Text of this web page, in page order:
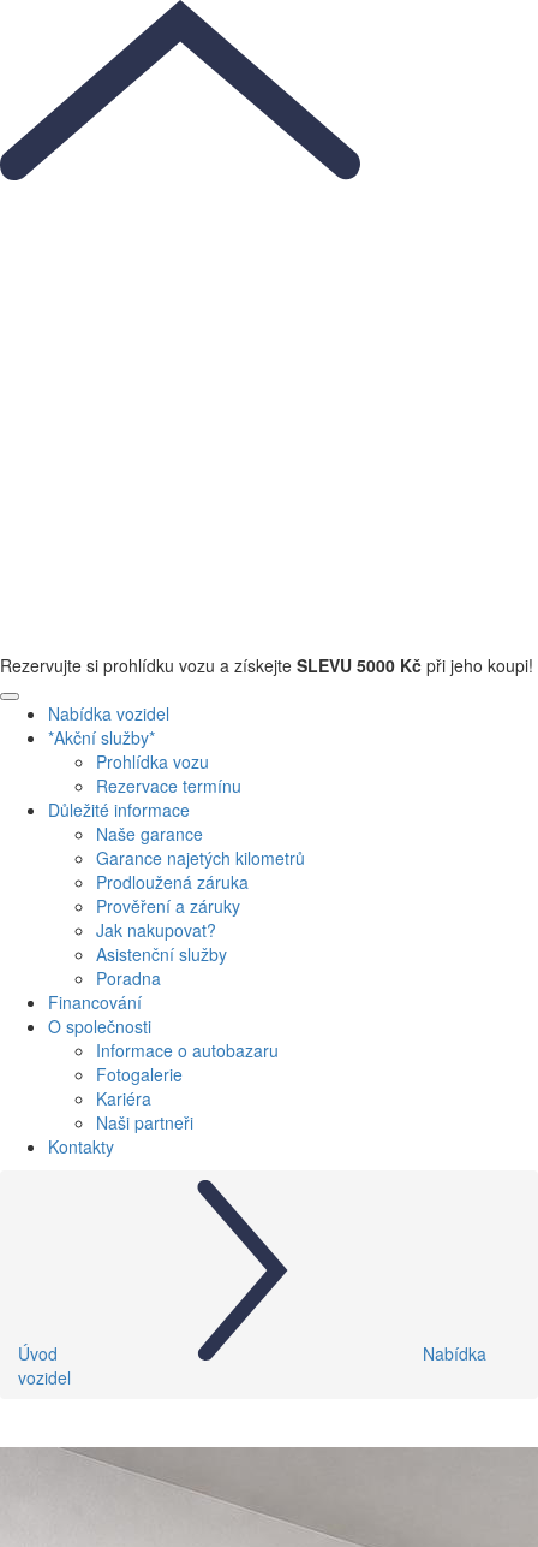
Rezervujte si prohlídku vozu a získejte SLEVU 5000 Kč při jeho koupi!
Nabídka vozidel
*Akční služby*
Prohlídka vozu
Rezervace termínu
Důležité informace
Naše garance
Garance najetých kilometrů
Prodloužená záruka
Prověření a záruky
Jak nakupovat?
Asistenční služby
Poradna
Financování
O společnosti
Informace o autobazaru
Fotogalerie
Kariéra
Naši partneři
Kontakty
Úvod
Nabídka
vozidel